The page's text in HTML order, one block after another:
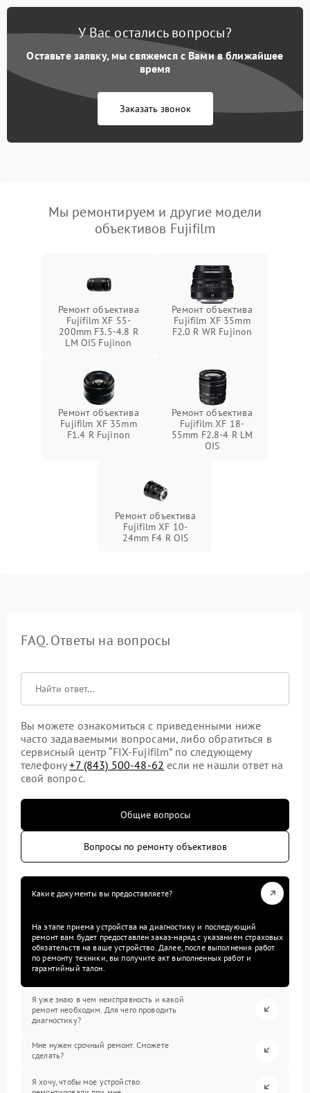
У Вас остались вопросы?
Оставьте заявку, мы свяжемся с Вами в ближайшее
время
Заказать звонок
Мы ремонтируем и другие модели
объективов Fujifilm
Ремонт объектива
Fujifilm XF 55-
200mm F3.5-4.8 R
LM OIS Fujinon
Ремонт объектива
Fujifilm XF 35mm
F2.0 R WR Fujinon
Ремонт объектива
Fujifilm XF 35mm
F1.4 R Fujinon
Ремонт объектива
Fujifilm XF 18-
55mm F2.8-4 R LM
OIS
Ремонт объектива
Fujifilm XF 10-
24mm F4 R OIS
FAQ. Ответы на вопросы
Вы можете ознакомиться с приведенными ниже
часто задаваемыми вопросами, либо обратиться в
сервисный центр “FIX-Fujifilm” по следующему
телефону+7 (843) 500-48-62 если не нашли ответ на
свой вопрос.
Общие вопросы
Вопросы по ремонту объективов
Какие документы вы предоставляете?
На этапе приема устройства на диагностику и последующий
ремонт вам будет предоставлен заказ-наряд с указанием страховых
обязательств на ваше устройство. Далее, после выполнения работ
по ремонту техники, вы получите акт выполненных работ и
гарантийный талон.
Я уже знаю в чем неисправность и какой
ремонт необходим. Для чего проводить
диагностику?
Мне нужен срочный ремонт. Сможете
сделать?
Я хочу, чтобы мое устройство